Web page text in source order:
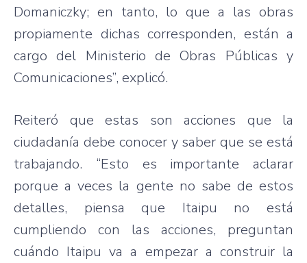
Domaniczky; en tanto, lo que a las obras
propiamente dichas corresponden, están a
cargo del Ministerio de Obras Públicas y
Comunicaciones”, explicó.
Reiteró que estas son acciones que la
ciudadanía debe conocer y saber que se está
trabajando. “Esto es importante aclarar
porque a veces la gente no sabe de estos
detalles, piensa que Itaipu no está
cumpliendo con las acciones, preguntan
cuándo Itaipu va a empezar a construir la